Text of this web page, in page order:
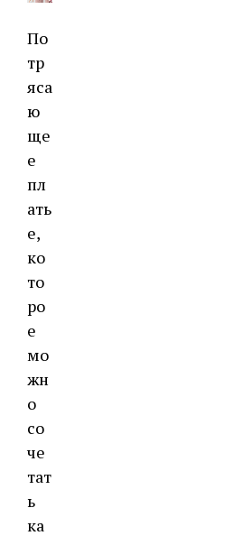
По
тр
яса
ю
ще
е
пл
ать
е,
ко
то
ро
е
мо
жн
о
со
че
тат
ь
ка